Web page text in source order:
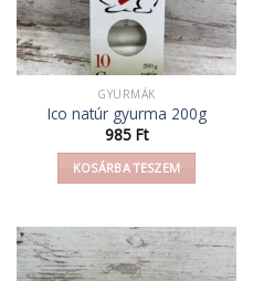
GYURMÁK
Ico natúr gyurma 200g
985 Ft
KOSÁRBA TESZEM